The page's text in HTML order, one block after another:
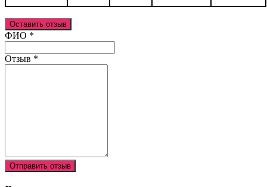
Оставить отзыв
Ваш отзыв был отправлен!
ФИО *
Отзыв *
Отправить отзыв